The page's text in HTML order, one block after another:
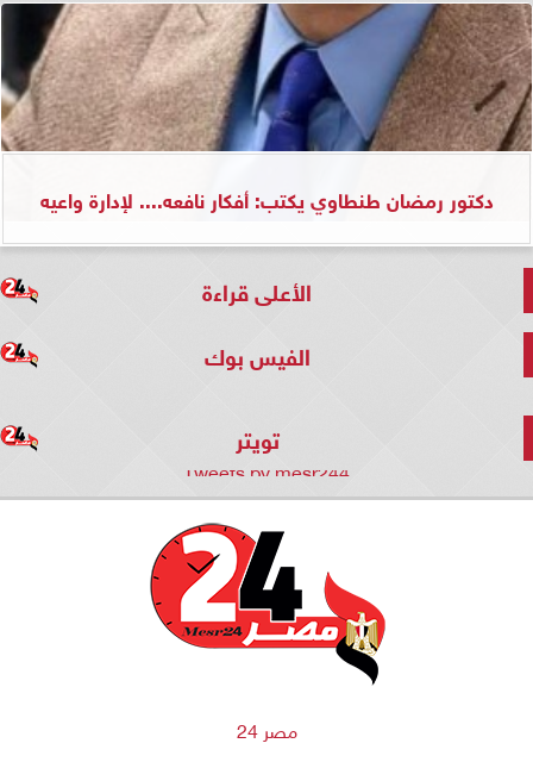
دكتور رمضان طنطاوي يكتب: أفكار نافعه.... لإدارة واعيه
الأعلى قراءة
الفيس بوك
تويتر
Tweets by mesr244
مصر 24